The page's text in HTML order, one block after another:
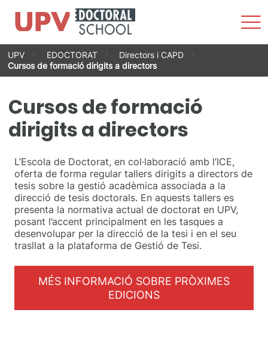
Vés
contingut
UPV EDOCTORAT
Directors i CAPD
Cursos de formació dirigits a directors
Cursos de formació
dirigits a directors
L’Escola de Doctorat, en col·laboració amb l’ICE,
oferta de forma regular tallers dirigits a directors de
tesis sobre la gestió acadèmica associada a la
direcció de tesis doctorals. En aquests tallers es
presenta la normativa actual de doctorat en UPV,
posant l’accent principalment en les tasques a
desenvolupar per la direcció de la tesi i en el seu
trasllat a la plataforma de Gestió de Tesi.
MÉS INFORMACIÓ SOBRE PRÒXIMES
EDICIONS